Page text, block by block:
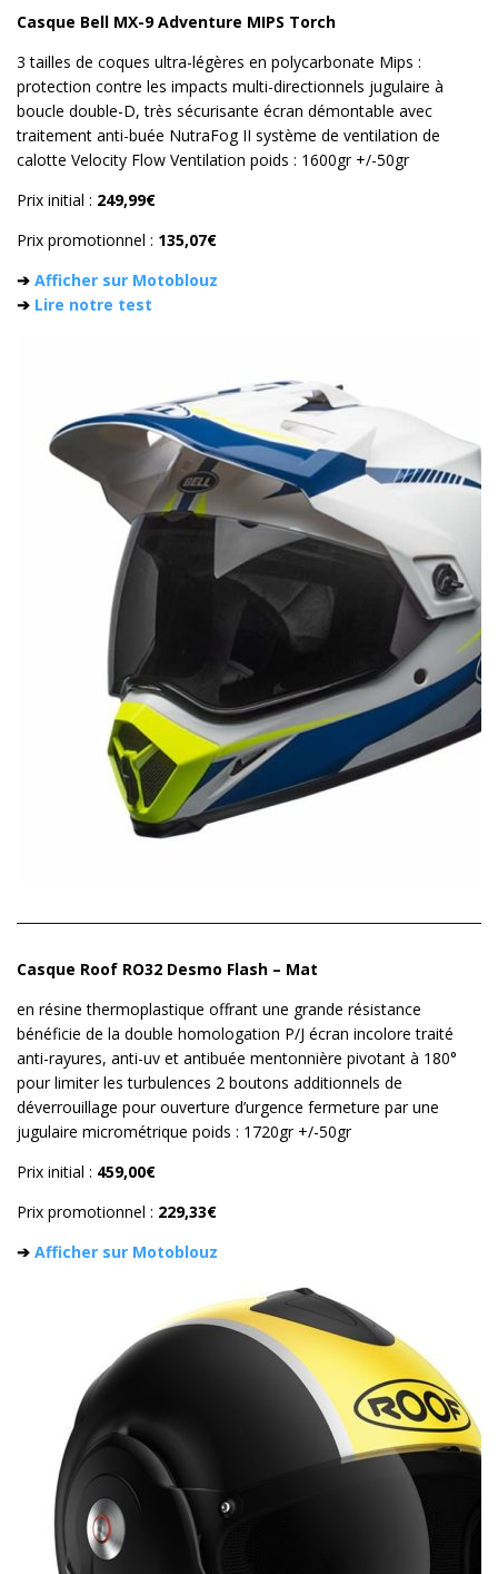
Casque Bell MX-9 Adventure MIPS Torch
3 tailles de coques ultra-légères en polycarbonate Mips :
protection contre les impacts multi-directionnels jugulaire à
boucle double-D, très sécurisante écran démontable avec
traitement anti-buée NutraFog II système de ventilation de
calotte Velocity Flow Ventilation poids : 1600gr +/-50gr
Prix initial : 249,99€
Prix promotionnel : 135,07€
➔ Afficher sur Motoblouz
➔ Lire notre test
Casque Roof RO32 Desmo Flash – Mat
en résine thermoplastique offrant une grande résistance
bénéficie de la double homologation P/J écran incolore traité
anti-rayures, anti-uv et antibuée mentonnière pivotant à 180°
pour limiter les turbulences 2 boutons additionnels de
déverrouillage pour ouverture d’urgence fermeture par une
jugulaire micrométrique poids : 1720gr +/-50gr
Prix initial : 459,00€
Prix promotionnel : 229,33€
➔ Afficher sur Motoblouz